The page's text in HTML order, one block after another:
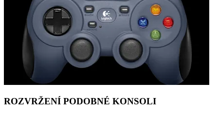
ROZVRŽENÍ PODOBNÉ KONSOLI